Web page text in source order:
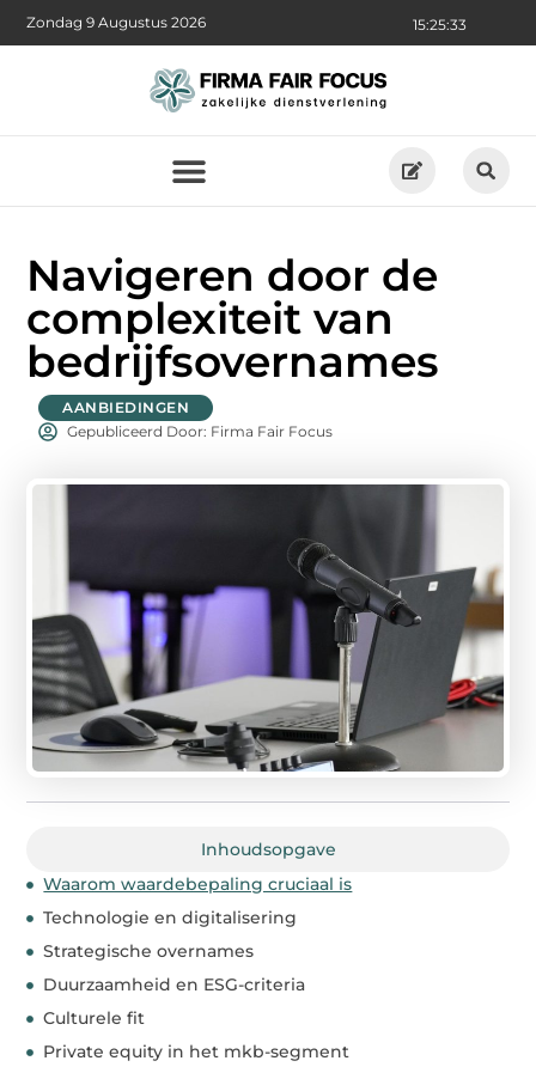
15:25:34
Zondag 9 Augustus 2026
Navigeren door de
complexiteit van
bedrijfsovernames
AANBIEDINGEN
Gepubliceerd Door: Firma Fair Focus
Inhoudsopgave
Waarom waardebepaling cruciaal is
Technologie en digitalisering
Strategische overnames
Duurzaamheid en ESG-criteria
Culturele fit
Private equity in het mkb-segment